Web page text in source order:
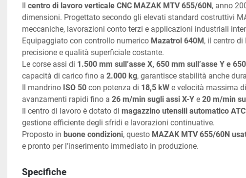
Il centro di lavoro verticale CNC MAZAK MTV 655/60N, anno
dimensioni. Progettato secondo gli elevati standard costruttivi
meccaniche, lavorazioni conto terzi e applicazioni industriali
Equipaggiato con controllo numerico Mazatrol 640M, il centro
precisione e qualità superficiale costante.
Le corse assi di 1.500 mm sull’asse X, 650 mm sull’asse Y e
capacità di carico fino a 2.000 kg, garantisce stabilità anche
Il mandrino ISO 50 con potenza di 18,5 kW e velocità massima di
avanzamenti rapidi fino a 26 m/min sugli assi X-Y e 20 m/min
Il centro di lavoro è dotato di magazzino utensili automatico
gestione efficiente degli sfridi e lavorazioni continuative.
Proposto in buone condizioni, questo MAZAK MTV 655/60N
e pronto per l’inserimento immediato in produzione.
Specifiche